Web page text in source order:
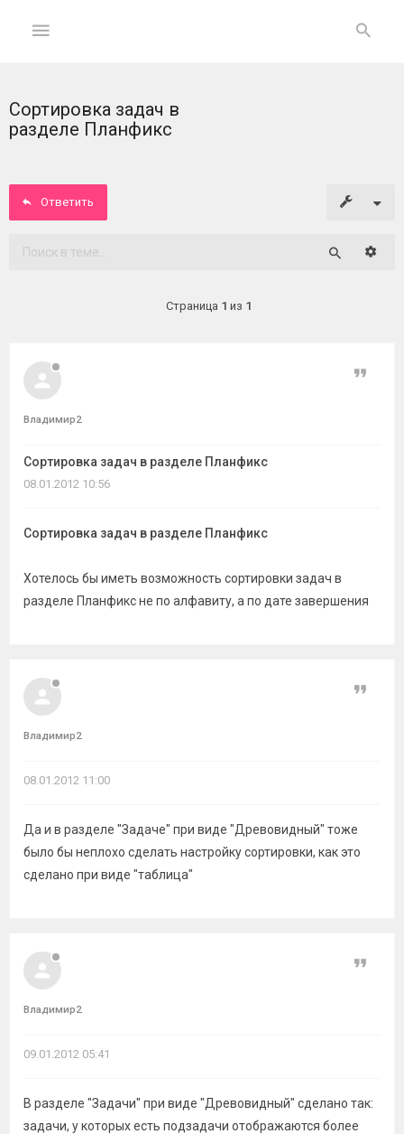
ГЛАВНАЯ
Вход
Активные
Сортировка задач в
разделе Планфикс
Ответить
Страница 1 из 1
Владимир2
Сортировка задач в разделе Планфикс
Цитата
08.01.2012 10:56
Сортировка задач в разделе Планфикс
Хотелось бы иметь возможность сортировки задач в
разделе Планфикс не по алфавиту, а по дате завершения
Владимир2
Цитата
08.01.2012 11:00
Да и в разделе "Задаче" при виде "Древовидный" тоже
было бы неплохо сделать настройку сортировки, как это
сделано при виде "таблица"
Владимир2
Цитата
09.01.2012 05:41
В разделе "Задачи" при виде "Древовидный" сделано так:
задачи, у которых есть подзадачи отображаются более